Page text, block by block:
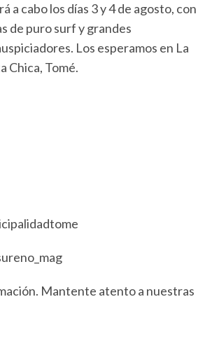
a cabo los días 3 y 4 de agosto, con
de puro surf y grandes
Los esperamos en La
Chica, Tomé.
Mantente atento a nuestras